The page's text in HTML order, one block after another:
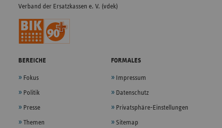
Verband der Ersatzkassen e. V. (vdek)
BEREICHE
Fokus
Politik
Presse
Themen
FORMALES
Impressum
Datenschutz
Privatsphäre-Einstellungen
Sitemap